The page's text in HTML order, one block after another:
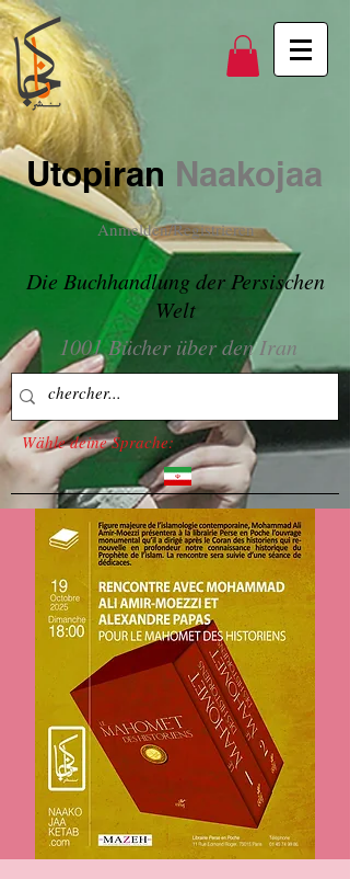
Utopiran Naakojaa
Anmelden/Registrieren
Die Buchhandlung der Persischen
Welt
1001 Bücher über den Iran
Wähle deine Sprache: